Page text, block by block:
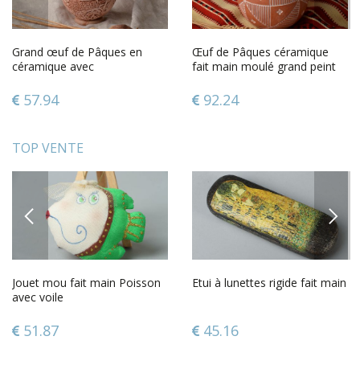
Grand œuf de Pâques en
céramique avec
main57.94
Œuf de Pâques céramique
fait main moulé grand peint
92.24
TOP VENTE
PREVIOUS
Jouet mou fait main Poisson
avec voile
51.87
Etui à lunettes rigide fait main
45.16
NEXT